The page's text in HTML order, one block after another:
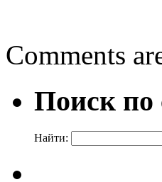
Comments
Поиск по
Найти: